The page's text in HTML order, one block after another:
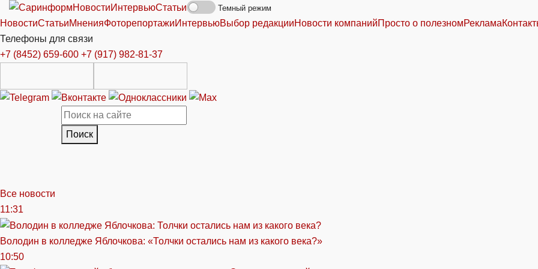
НовостиИнтервьюСтатьи Темный режим
НовостиСтатьиМненияФоторепортажиИнтервьюВыбор редакцииНовости компанийПросто о полезномРеклама
Телефоны для связи
+7 (8452) 659-600 +7 (917) 982-81-37
Поиск
Все новости
11:31
Володин в колледже Яблочкова: «Толчки остались нам из какого века?»
10:50